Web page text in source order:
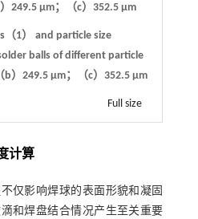
249.5 μm；（c）352.5 μm
（1） and particle size
balls of different particle
b）249.5 μm；（c）352.5 μm
Full size
计算
仅影响焊球的表面形貌和凝固
和焊盘结合情况产生至关重要